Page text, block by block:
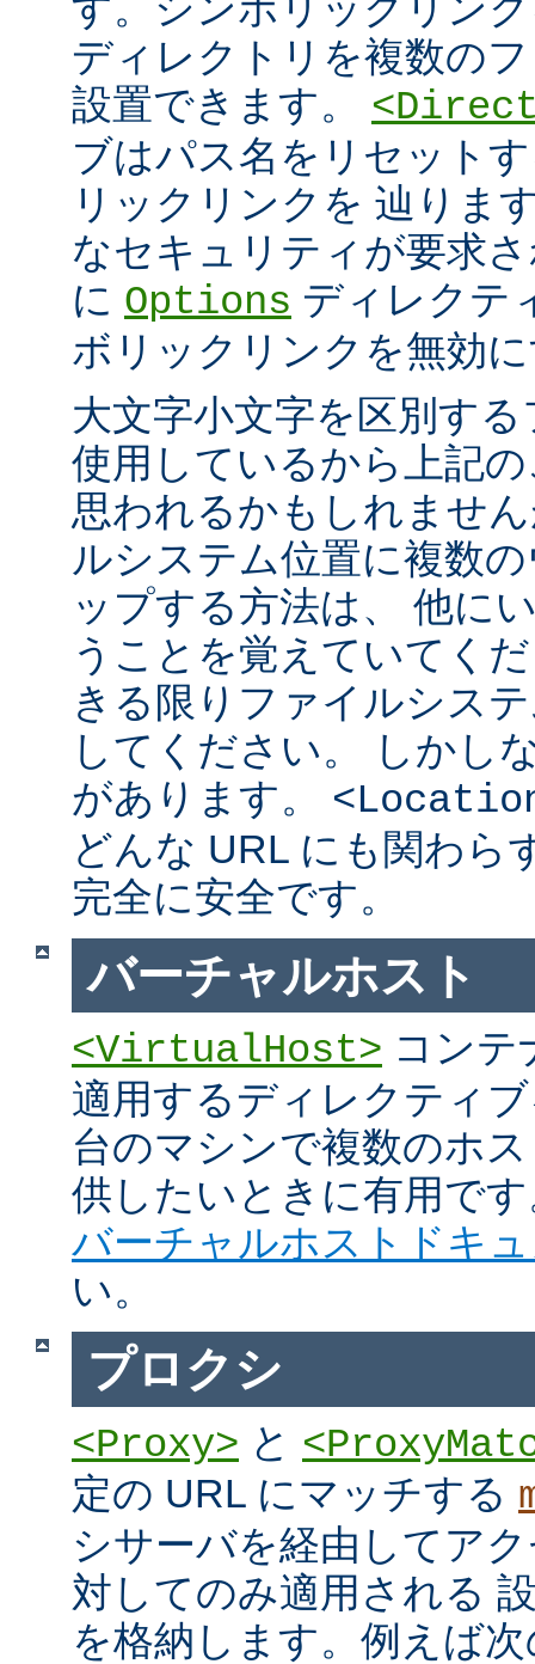
ディレクトリを複数の
設置できます。
ブはパス名をリセット
リックリンクを 辿りま
なセキュリティが要求
に Options ディレクテ
ボリックリンクを無効
大文字小文字を区別す
使用しているから上記
思われるかもしれませ
ルシステム位置に複数
ップする方法は、 他に
うことを覚えていてく
きる限りファイルシス
してください。 しかし
があります。
どんな URL にも関わら
完全に安全です。
バーチャルホスト
<VirtualHost> コンテ
適用するディレクティ
台のマシンで複数のホ
供したいときに有用で
バーチャルホストドキ
い。
プロクシ
<Proxy> と
定の URL にマッチする
シサーバを経由してア
対してのみ適用される
を格納します。例えば